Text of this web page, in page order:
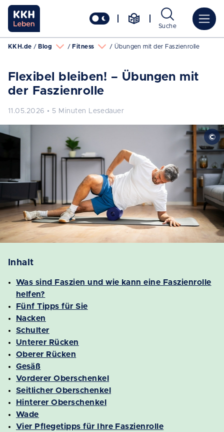
Suche
KKH.de Blog Fitness Übungen mit der Faszienrolle
Flexibel bleiben! – Übungen mit
der Faszienrolle
11.05.2026 • 5 Minuten Lesedauer
Inhalt
Was sind Faszien und wie kann eine Faszienrolle
helfen?
Fünf Tipps für Sie
Nacken
Schulter
Unterer Rücken
Oberer Rücken
Gesäß
Vorderer Oberschenkel
Seitlicher Oberschenkel
Hinterer Oberschenkel
Wade
Vier Pflegetipps für Ihre Faszienrolle